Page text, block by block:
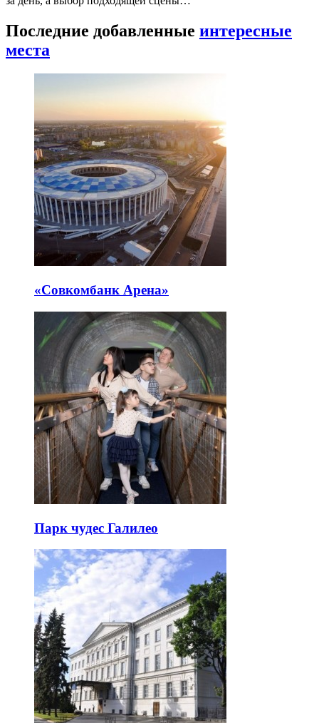
Последние добавленные интересные
места
«Совкомбанк Арена⁠»
Парк чудес Галилео